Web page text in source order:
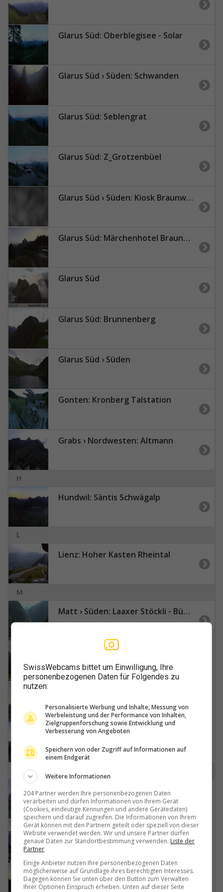
Glarus Süd: Oberblegisee - Solar
Glarus Süd › Süden: Schwanden
Glarus Süd: Seblengrat
Glarus Süd: Z_Grotzenbüel
Glarus Süd › Süden: Kiosk Braunwald
Glarus Süd: Märchenhotel Braunwald
Glarus Süd
Glarus Süd: Brunnenberg
Glarus Süd › Süden
Gonten: Kronberg Talstation
Grabs › Nordwesten: Altmann
H
Hundwil: Säntis Schwägalp
L
Lienz: Hoher Kasten Rheintal
M
Matt › Süden: Laaxer Stöckli - Bündner Vorab
Mels › Südosten: Weisstannen
Mollis › Südosten: Fronalpstock
Nesslau › Nordosten: Steiner Inseli - Felsengrund
Nesslau: Stein: Toggenburg Alpakas
Nesslau: Rietbach
SwissWebcams bittet um Einwilligung, Ihre
personenbezogenen Daten für Folgendes zu
nutzen:
Personalisierte Werbung und Inhalte, Messung von
Werbeleistung und der Performance von Inhalten,
Zielgruppenforschung sowie Entwicklung und
Verbesserung von Angeboten
Speichern von oder Zugriff auf Informationen auf
einem Endgerät
Weitere Informationen
204 Partner werden Ihre personenbezogenen Daten
verarbeiten und dürfen Informationen von Ihrem Gerät
(Cookies, eindeutige Kennungen und andere Gerätedaten)
speichern und darauf zugreifen. Die Informationen von Ihrem
Gerät können mit den Partnern geteilt oder speziell von dieser
Website verwendet werden. Wir und unsere Partner dürfen
genaue Daten zur Standortbestimmung verwenden. Liste der
Partner
Einige Anbieter nutzen Ihre personenbezogenen Daten
möglicherweise auf Grundlage ihres berechtigten Interesses.
Dagegen können Sie unten über den Button zum Verwalten
Ihrer Optionen Einspruch erheben. Unten auf dieser Seite